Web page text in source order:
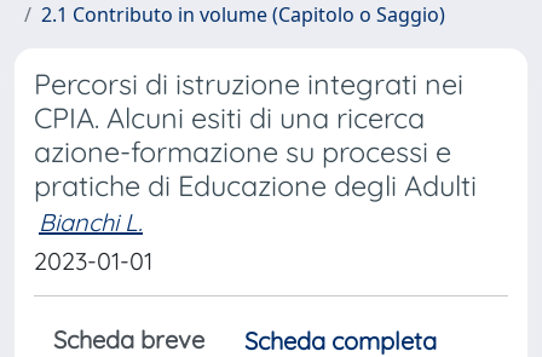
2.1 Contributo in volume (Capitolo o Saggio)
Percorsi di istruzione integrati nei
CPIA. Alcuni esiti di una ricerca
azione-formazione su processi e
pratiche di Educazione degli Adulti
Bianchi L.
2023-01-01
Scheda breve
Scheda completa